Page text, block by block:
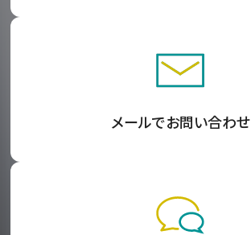
メールでお問い合わせ